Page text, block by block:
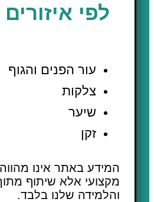
לפי
עור הפנים והגוף
צלקות
שיער
זקן
המידע באתר אינו
מקצועי אלא שיתוף מתוך
והלמידה שלנו בלבד.